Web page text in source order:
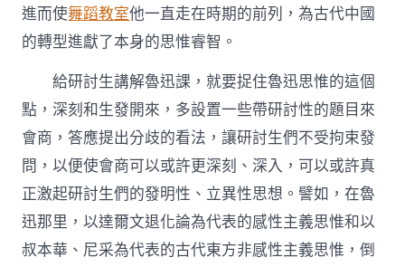
進而使舞蹈教室他一直走在時期的前列，為古代中國
的轉型進獻了本身的思惟睿智。
給研討生講解魯迅課，就要捉住魯迅思惟的這個
點，深刻和生發開來，多設置一些帶研討性的題目來
會商，答應提出分歧的看法，讓研討生們不受拘束發
問，以便使會商可以或許更深刻、深入，可以或許真
正激起研討生們的發明性、立異性思想。譬如，在魯
迅那里，以達爾文退化論為代表的感性主義思惟和以
叔本華、尼采為代表的古代東方非感性主義思惟，倒